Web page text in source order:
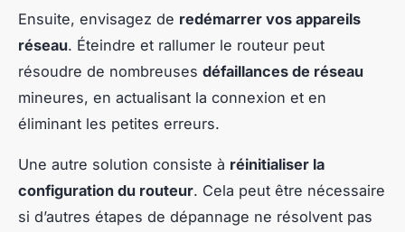
Ensuite, envisagez de redémarrer vos appareils
réseau. Éteindre et rallumer le routeur peut
résoudre de nombreuses défaillances de réseau
mineures, en actualisant la connexion et en
éliminant les petites erreurs.
Une autre solution consiste à réinitialiser la
configuration du routeur. Cela peut être nécessaire
si d’autres étapes de dépannage ne résolvent pas